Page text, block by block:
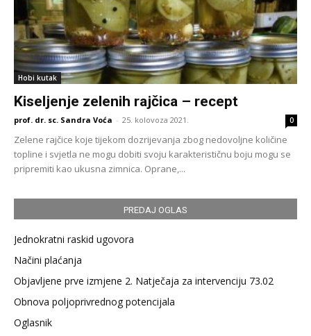
Hobi kutak
Kiseljenje zelenih rajčica – recept
prof. dr. sc. Sandra Voća - 25. kolovoza 2021. 0
Zelene rajčice koje tijekom dozrijevanja zbog nedovoljne količine
topline i svjetla ne mogu dobiti svoju karakterističnu boju mogu se
pripremiti kao ukusna zimnica. Oprane,...
PREDAJ OGLAS
Jednokratni raskid ugovora
Načini plaćanja
Objavljene prve izmjene 2. Natječaja za intervenciju 73.02
Obnova poljoprivrednog potencijala
Oglasnik